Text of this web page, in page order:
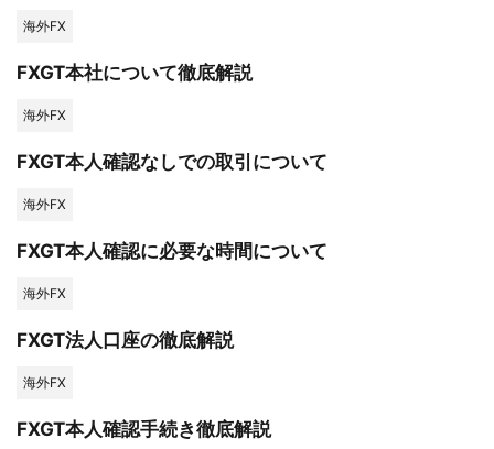
海外FX
FXGT本社について徹底解説
海外FX
FXGT本人確認なしでの取引について
海外FX
FXGT本人確認に必要な時間について
海外FX
FXGT法人口座の徹底解説
海外FX
FXGT本人確認手続き徹底解説